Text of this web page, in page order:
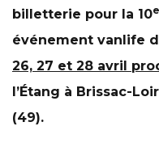
billetterie pour la 10e
événement vanlife
26, 27 et 28 avril
l’Étang à Brissac-
(49).